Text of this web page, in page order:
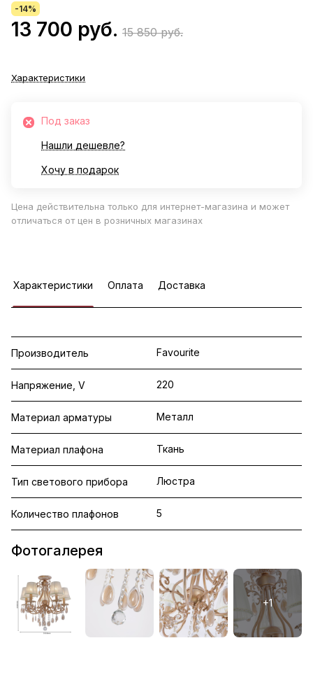
-14%
13 700 руб. 15 850 руб.
Характеристики
Под заказ
Нашли дешевле?
Хочу в подарок
Цена действительна только для интернет-магазина и может
отличаться от цен в розничных магазинах
Характеристики Оплата Доставка
Производитель Favourite
Напряжение, V 220
Материал арматуры Металл
Материал плафона Ткань
Тип светового прибора Люстра
Количество плафонов 5
Фотогалерея